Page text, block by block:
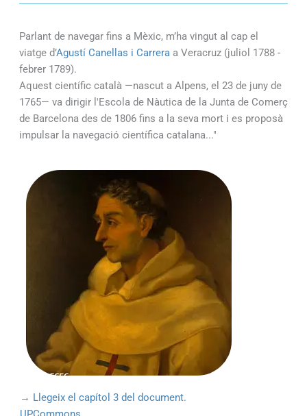
Parlant de navegar fins a Mèxic, m’ha vingut al cap el
viatge d’Agustí Canellas i Carreraa Veracruz (juliol 1788 -
febrer 1789).
Aquest científic català —nascut a Alpens, el 23 de juny de
1765— va dirigir l'Escola de Nàutica de la Junta de Comerç
de Barcelona des de 1806 fins a la seva mort i es proposà
impulsar la navegació científica catalana..."
→ Llegeix el capítol 3 del document.